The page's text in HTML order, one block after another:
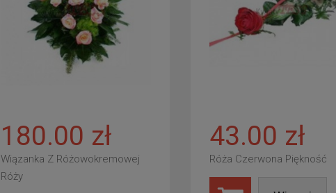
180.00 zł
Wiązanka Z Różowokremowej
Róży
43.00 zł
Róża Czerwona Piękność